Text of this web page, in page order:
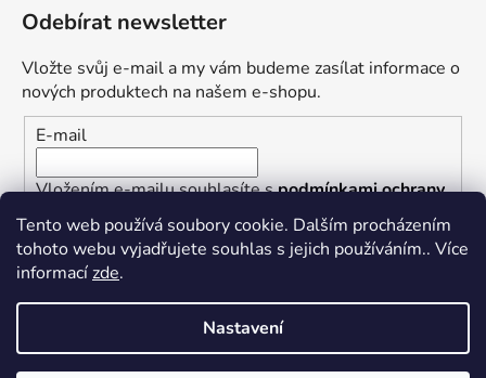
Tento web používá soubory cookie. Dalším procházením
tohoto webu vyjadřujete souhlas s jejich používáním.. Více
informacízde.
Nastavení
Odebírat newsletter
Vložte svůj e-mail a my vám budeme zasílat informace o
nových produktech na našem e-shopu.
E-mail
Vložením e-mailu souhlasíte spodmínkami ochrany
osobních údajů
PŘIHLÁSIT SE